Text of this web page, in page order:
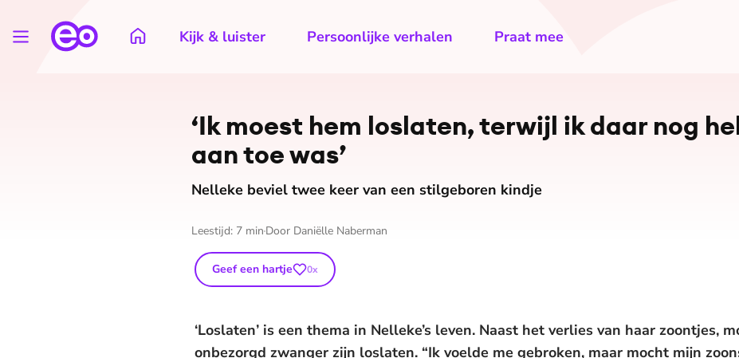
Kijk & luister Persoonlijke verhalen Praat mee
‘Ik moest hem loslaten, terwijl ik daar nog
aan toe was’
Nelleke beviel twee keer van een stilgeboren kindje
Leestijd: 7 min Door Daniëlle Naberman
Geef een hartje 0x
‘Loslaten’ is een thema in Nelleke’s leven. Naast het verlies van haar zoontjes,
onbezorgd zwanger zijn loslaten. “Ik voelde me gebroken, maar mocht mijn